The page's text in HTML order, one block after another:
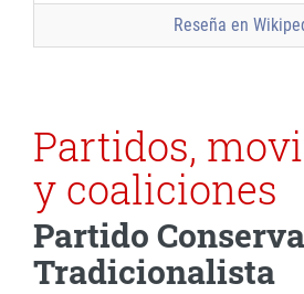
Reseña en
Partidos,
y coaliciones
Partido
Tradicionalista